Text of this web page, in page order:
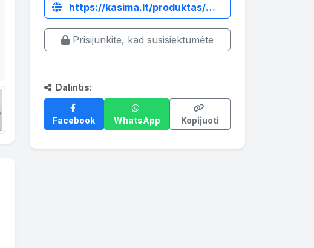
https://kasima.lt/produktas/manitou-mlt633-hidraulinis-vilkimo-kablys/
Prisijunkite, kad susisiektumėte
Dalintis:
Facebook WhatsApp Kopijuoti